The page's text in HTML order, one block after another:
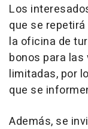
Los
que se
la oficina de
bonos para
limitadas, por
que se
Además, se